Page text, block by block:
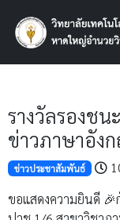
รางวัลรองช
ข่าวภาษาอัง
ข่าวประชาสัมพันธ์
ขอแสดงความยินดี